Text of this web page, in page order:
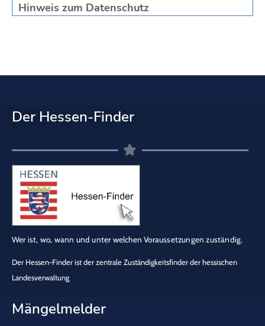
Hinweis zum Datenschutz
Der Hessen-Finder
Wer ist, wo, wann und unter welchen Voraussetzungen zuständig.
Der Hessen-Finder ist der zentrale Zuständigkeitsfinder der hessischen
Landesverwaltung
Mängelmelder